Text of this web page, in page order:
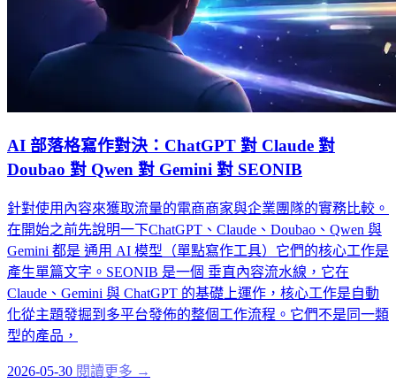
AI 部落格寫作對決：ChatGPT 對 Claude 對
Doubao 對 Qwen 對 Gemini 對 SEONIB
針對使用內容來獲取流量的電商商家與企業團隊的實務比較。
在開始之前先說明一下ChatGPT、Claude、Doubao、Qwen 與
Gemini 都是 通用 AI 模型（單點寫作工具）它們的核心工作是
產生單篇文字。SEONIB 是一個 垂直內容流水線，它在
Claude、Gemini 與 ChatGPT 的基礎上運作，核心工作是自動
化從主題發掘到多平台發佈的整個工作流程。它們不是同一類
型的產品，
2026-05-30 閱讀更多 →